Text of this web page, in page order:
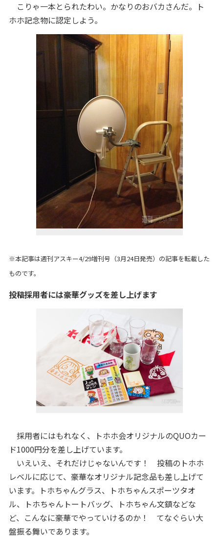
こりゃ一本とられたわい。かなりのおバカさんだ。ト
ホホ記念物に認定しよう。
※本記事は週刊アスキー4/29増刊号（3月24日発売）の記事を転載した
ものです。
投稿採用者には豪華グッズを差し上げます
採用者にはもれなく、トホホ会オリジナルのQUOカー
ド1000円分を差し上げています。
いえいえ、それだけじゃないんです！ 投稿のトホホ
レベルに応じて、豪華なオリジナル記念品も差し上げて
います。トホちゃんグラス、トホちゃんスポーツタオ
ル、トホちゃんトートバッグ、トホちゃん文鎮などな
ど、こんなに豪華でやっていけるのか！ てなぐらい大
盤振る舞いであります。